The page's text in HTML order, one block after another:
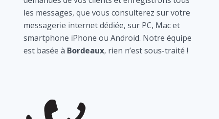
les messages, que vous consulterez sur votre
messagerie internet dédiée, sur PC, Mac et
smartphone iPhone ou Android. Notre équipe
est basée à Bordeaux, rien n’est sous-traité !